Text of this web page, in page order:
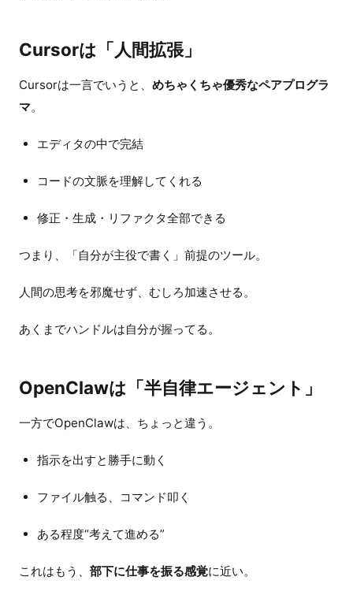
Cursorは「人間拡張」
Cursorは一言でいうと、 めちゃくちゃ優秀なペアプログラ
マ。
エディタの中で完結
コードの文脈を理解してくれる
修正・生成・リファクタ全部できる
つまり、「自分が主役で書く」前提のツール。
人間の思考を邪魔せず、むしろ加速させる。
あくまでハンドルは自分が握ってる。
OpenClawは「半自律エージェント」
一方でOpenClawは、ちょっと違う。
指示を出すと勝手に動く
ファイル触る、コマンド叩く
ある程度“考えて進める”
これはもう、 部下に仕事を振る感覚に近い。